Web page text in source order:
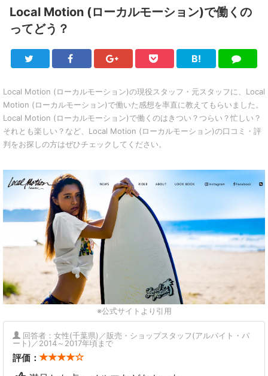
Local Motion (ローカルモーション)で働くの
ってどう？
Twitter FacebookGoogle+Pocket
B!
は
ブ
LINE
Local Motion (ローカルモーション)の現役スタッフ・元スタッフに、Local
Motion (ローカルモーション)で働いた感想を率直に教えてもらいました。
Local Motion (ローカルモーション)で働くのはきつい？つらい？忙しい？
それとも楽しい？など、Local Motion (ローカルモーション)の口コミ・評
判をお探しの方はぜひチェックしてください。
※公式サイトより引用
回答者：女性(千葉県)／販売・ショップスタッフ(アルバイト・パ
ート)／2014～2017年頃まで
評価：